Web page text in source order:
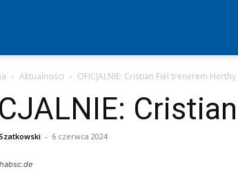
Aktualności OFICJALNIE: Cristian Fiél trenerem Herthy
- 6 czerwca 2024